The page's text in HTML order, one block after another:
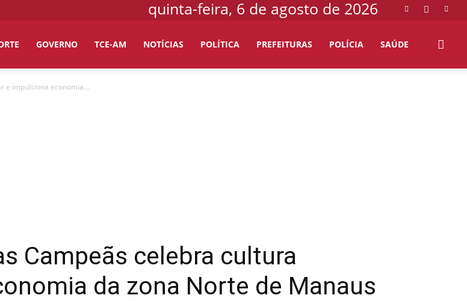
quinta-feira, 6 de agosto de 2026
GOVERNO TCE-AM NOTÍCIAS POLÍTICA PREFEITURAS POLÍCIA SAÚDE
e impulsiona economia...
Campeãs celebra cultura
da zona Norte de Manaus